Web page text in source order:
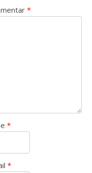
*
*
*